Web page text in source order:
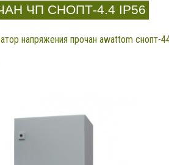
ЧП СНОПТ-4.4 IP56
напряжения прочан awattom снопт-